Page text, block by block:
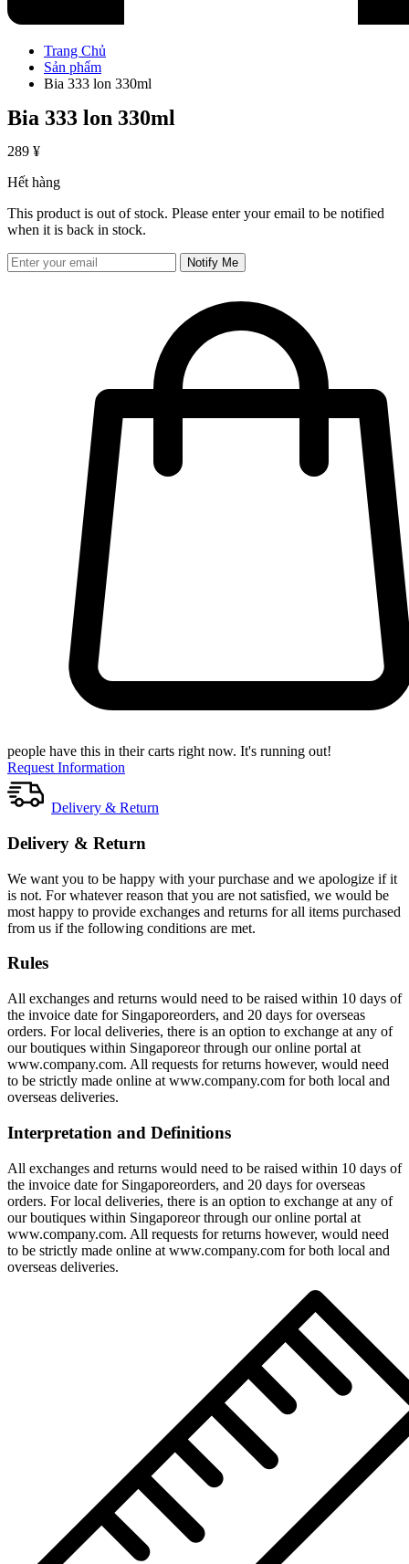
Trang Chủ
Sản phẩm
Bia 333 lon 330ml
Bia 333 lon 330ml
289 ¥
Hết hàng
This product is out of stock. Please enter your email to be notified
when it is back in stock.
Notify Me
people have this in their carts right now. It's running out!
Request Information
Delivery & Return
Delivery & Return
We want you to be happy with your purchase and we apologize if it
is not. For whatever reason that you are not satisfied, we would be
most happy to provide exchanges and returns for all items purchased
from us if the following conditions are met.
Rules
All exchanges and returns would need to be raised within 10 days of
the invoice date for Singaporeorders, and 20 days for overseas
orders. For local deliveries, there is an option to exchange at any of
our boutiques within Singaporeor through our online portal at
www.company.com. All requests for returns however, would need
to be strictly made online at www.company.com for both local and
overseas deliveries.
Interpretation and Definitions
All exchanges and returns would need to be raised within 10 days of
the invoice date for Singaporeorders, and 20 days for overseas
orders. For local deliveries, there is an option to exchange at any of
our boutiques within Singaporeor through our online portal at
www.company.com. All requests for returns however, would need
to be strictly made online at www.company.com for both local and
overseas deliveries.